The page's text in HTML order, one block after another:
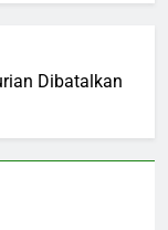
Dibatalkan